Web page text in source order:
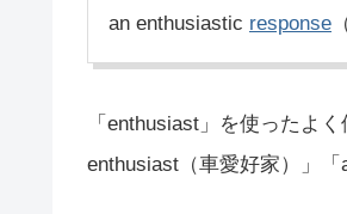
an enthusiastic response
「enthusiast」を使ったよ
enthusiast（車愛好家）」「